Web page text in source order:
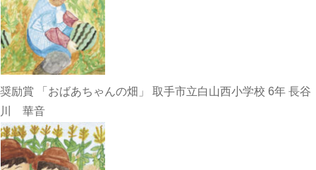
奨励賞 「おばあちゃんの畑」 取手市立白山西小学校 6年 長谷
川 華音